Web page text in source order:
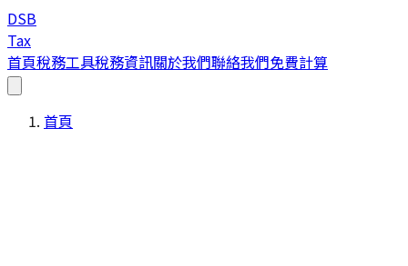
DSB
Tax
首頁稅務工具稅務資訊關於我們聯絡我們免費計算
首頁